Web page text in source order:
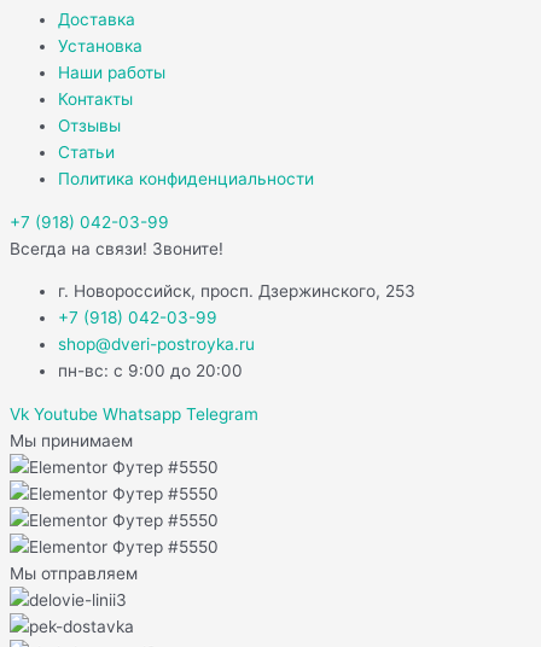
Доставка
Установка
Наши работы
Контакты
Отзывы
Статьи
Политика конфиденциальности
+7 (918) 042-03-99
Всегда на связи! Звоните!
г. Новороссийск, просп. Дзержинского, 253
+7 (918) 042-03-99
shop@dveri-postroyka.ru
пн-вс: с 9:00 до 20:00
Vk Youtube Whatsapp Telegram
Мы принимаем
Мы отправляем